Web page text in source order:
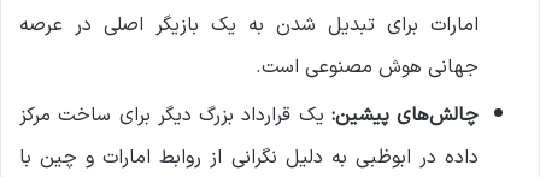
امارات برای تبدیل شدن به یک بازیگر اصلی در عرصه
جهانی هوش مصنوعی است.
چالش‌های پیشین: یک قرارداد بزرگ دیگر برای ساخت مرکز
داده در ابوظبی به دلیل نگرانی از روابط امارات و چین با